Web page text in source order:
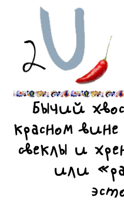
Бычий
красном
свеклы и
или